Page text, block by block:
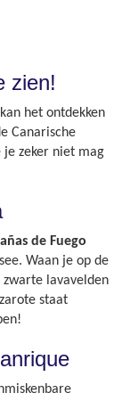
zien!
het ontdekken
Canarische
zeker niet mag
de Fuego
Waan je op de
lavavelden
staat